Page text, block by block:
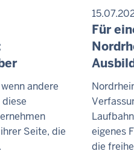
andere
Seite, die
Für
eigenes
die